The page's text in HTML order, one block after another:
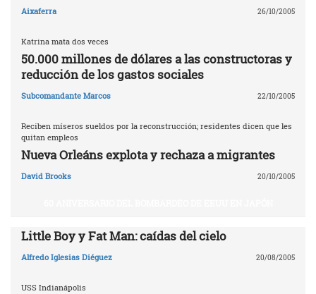
Aixaferra 26/10/2005
Katrina mata dos veces
50.000 millones de dólares a las constructoras y
reducción de los gastos sociales
Subcomandante Marcos 22/10/2005
Reciben míseros sueldos por la reconstrucción; residentes dicen que les
quitan empleos
Nueva Orleáns explota y rechaza a migrantes
David Brooks 20/10/2005
Little Boy y Fat Man: caídas del cielo
Alfredo Iglesias Diéguez 20/08/2005
USS Indianápolis